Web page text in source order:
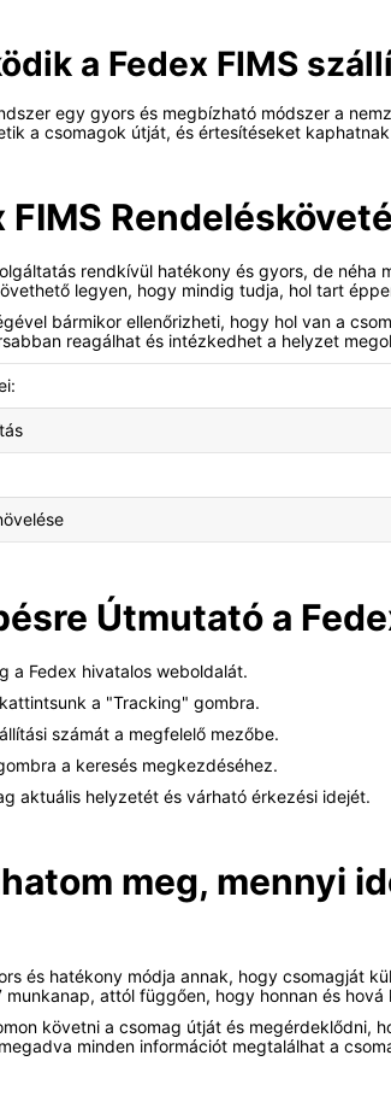
a Fedex FIMS
egy gyors és megbízható módszer a
a csomagok útját, és értesítéseket
FIMS
rendkívül hatékony és gyors, de
legyen, hogy mindig tudja, hol tart
bármikor ellenőrizheti, hogy hol van a
reagálhat és intézkedhet a helyzet
Útmutató a
a Fedex hivatalos weboldalát.
a "Tracking" gombra.
számát a megfelelő mezőbe.
a keresés megkezdéséhez.
aktuális helyzetét és várható érkezési idejét.
meg, mennyi
és hatékony módja annak, hogy csomagját
attól függően, hogy honnan és hová
követni a csomag útját és megérdeklődni,
minden információt megtalálhat a